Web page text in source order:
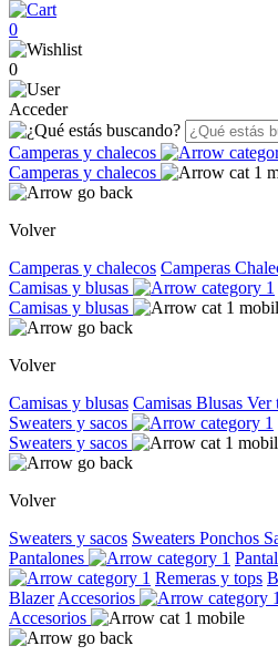
0
0
Acceder
Camperas y chalecos
Camperas y chalecos
Volver
Camperas y chalecos Camperas
Camisas y blusas
Camisas y blusas
Volver
Camisas y blusas Camisas Blusas Ver
Sweaters y sacos
Sweaters y sacos
Volver
Sweaters y sacos Sweaters Ponchos
Pantalones
Remeras y tops
Blazer Accesorios
Accesorios